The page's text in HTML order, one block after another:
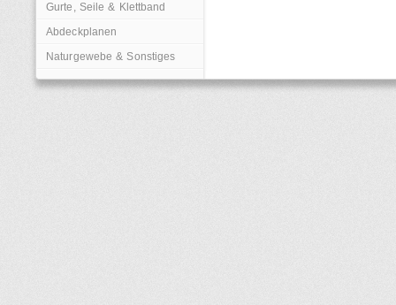
Gurte, Seile & Klettband
Abdeckplanen
Naturgewebe & Sonstiges